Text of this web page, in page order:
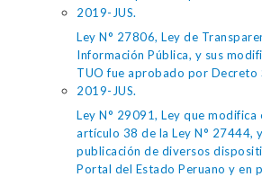
2019-JUS.
Ley N° 27806, Ley de
Información Pública, y sus
TUO fue aprobado por Decreto
2019-JUS.
Ley N° 29091, Ley que
artículo 38 de la Ley N° 27444,
publicación de diversos
Portal del Estado Peruano y en